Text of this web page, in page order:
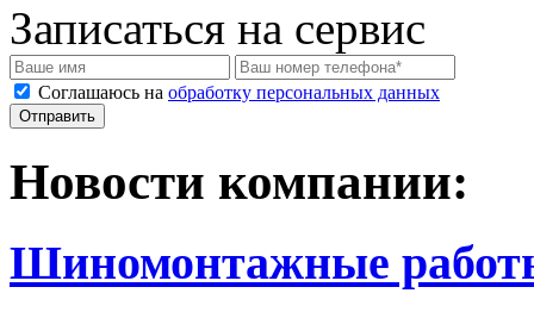
Записаться на сервис
Соглашаюсь на обработку персональных данных
Новости компании:
Шиномонтажные